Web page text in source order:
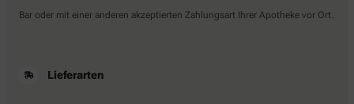
Bar oder mit einer anderen akzeptierten Zahlungsart Ihrer Apotheke vor Ort.
Lieferarten